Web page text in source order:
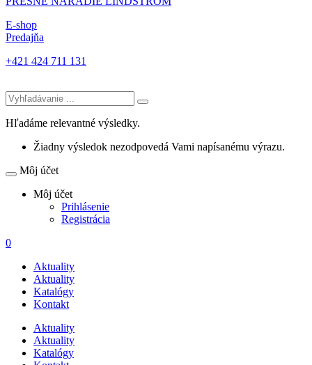
E-shop
Predajňa
+421 424 711 131
Hľadáme relevantné výsledky.
Žiadny výsledok nezodpovedá Vami napísanému výrazu.
Môj účet
Môj účet
Prihlásenie
Registrácia
0
Aktuality
Aktuality
Katalógy
Kontakt
Aktuality
Aktuality
Katalógy